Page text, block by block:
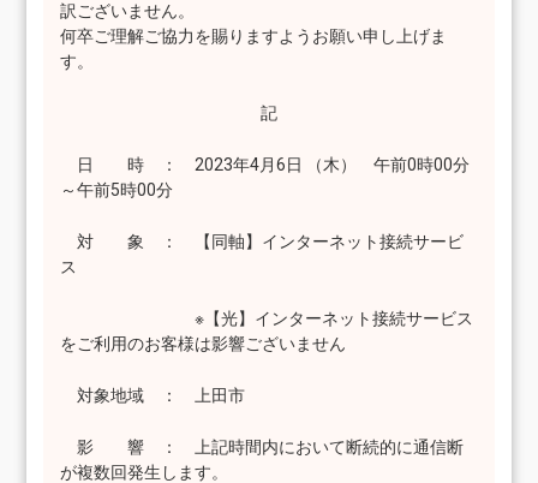
訳ございません。
何卒ご理解ご協力を賜りますようお願い申し上げま
す。
記
日 時 ： 2023年4月6日 （木） 午前0時00分
～午前5時00分
対 象 ： 【同軸】インターネット接続サービ
ス
※【光】インターネット接続サービス
をご利用のお客様は影響ございません
対象地域 ： 上田市
影 響 ： 上記時間内において断続的に通信断
が複数回発生します。